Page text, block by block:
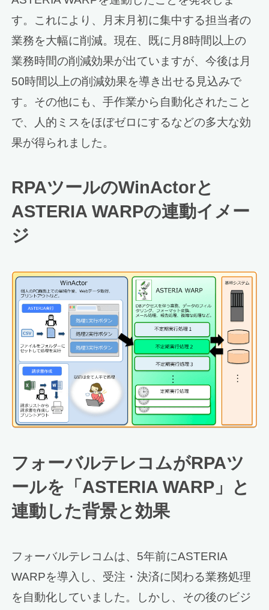
す。これにより、月末月初に集中する担当者の
業務を大幅に削減。現在、既に月8時間以上の
業務時間の削減効果が出ていますが、今後は月
50時間以上の削減効果を導き出せる見込みで
す。その他にも、手作業から自動化されたこと
で、人的ミスをほぼゼロにするなどの多大な効
果が得られました。
RPAツールのWinActorと
ASTERIA WARPの連動イメー
ジ
フォーバルテレコムがRPAツ
ールを「ASTERIA WARP」と
連動した背景と効果
フォーバルテレコムは、5年前にASTERIA
WARPを導入し、受注・決済に関わる業務処理
を自動化していました。しかし、その後のビジ